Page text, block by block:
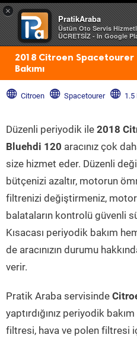
×
PratikAraba
Üstün Oto Servis
ÜCRETSİZ - In Google
2018 Citroen Spacetourer
Bakımı
Citroen Spacetourer 1.5
Düzenli periyodik ile 2018
Bluehdi 120 aracınız çok
size hizmet eder. Düzenli
bütçenizi azaltır, motorun
filtrenizi değiştirmeniz, motor
balataların kontrolü güvenli
Kısacası periyodik bakım
de aracınızın durumu
verir.
Pratik Araba servisinde
yaptırdığınız periyodik
filtresi, hava ve polen filtresi